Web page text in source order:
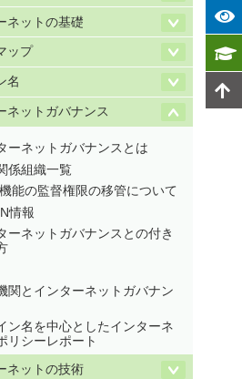
ネットの基礎
ップ
名
ネットガバナンス
ーネットガバナンスとは
係組織一覧
機能の監督権限の移管について
情報
ーネットガバナンスとの付き
関とインターネットガバナン
ン名を中心としたインターネ
リシーレポート
ネットの技術